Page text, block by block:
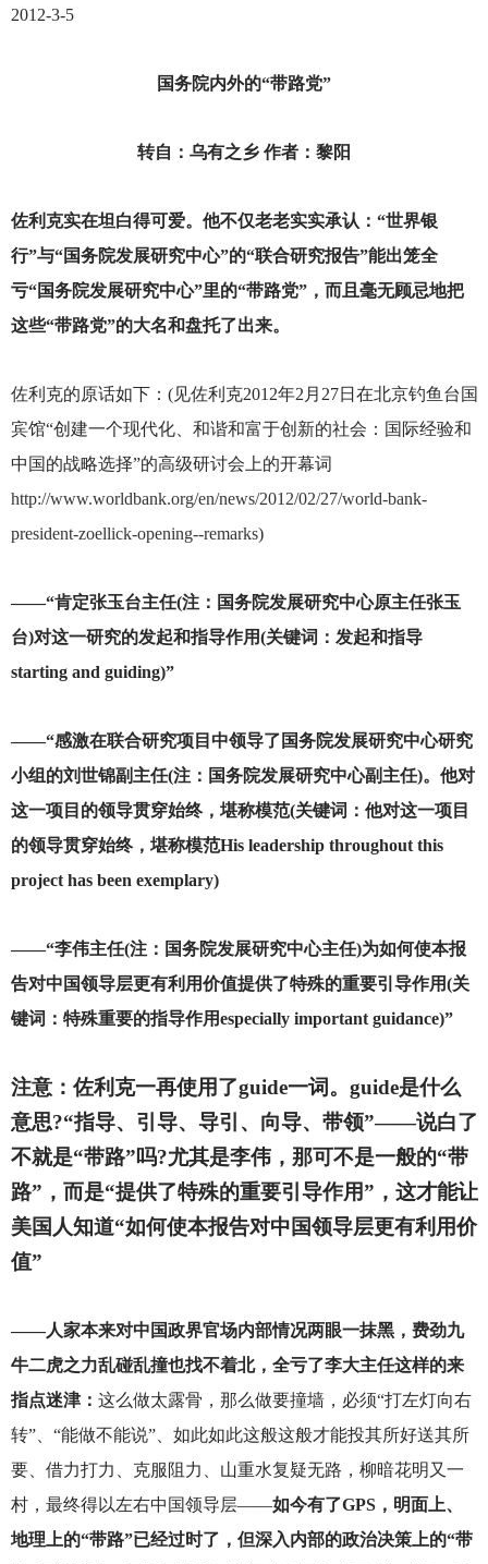
2012-3-5
国务院内外的“带路党”
转自：乌有之乡 作者：黎阳
佐利克实在坦白得可爱。他不仅老老实实承认：“世界银
行”与“国务院发展研究中心”的“联合研究报告”能出笼全
亏“国务院发展研究中心”里的“带路党”，而且毫无顾忌地把
这些“带路党”的大名和盘托了出来。
佐利克的原话如下：(见佐利克2012年2月27日在北京钓鱼台国
宾馆“创建一个现代化、和谐和富于创新的社会：国际经验和
中国的战略选择”的高级研讨会上的开幕词
http://www.worldbank.org/en/news/2012/02/27/world-bank-
president-zoellick-opening--remarks)
——“肯定张玉台主任(注：国务院发展研究中心原主任张玉
台)对这一研究的发起和指导作用(关键词：发起和指导
starting and guiding)”
——“感激在联合研究项目中领导了国务院发展研究中心研究
小组的刘世锦副主任(注：国务院发展研究中心副主任)。他对
这一项目的领导贯穿始终，堪称模范(关键词：他对这一项目
的领导贯穿始终，堪称模范His leadership throughout this
project has been exemplary)
——“李伟主任(注：国务院发展研究中心主任)为如何使本报
告对中国领导层更有利用价值提供了特殊的重要引导作用(关
键词：特殊重要的指导作用especially important guidance)”
注意：佐利克一再使用了guide一词。guide是什么
意思?“指导、引导、导引、向导、带领”——说白了
不就是“带路”吗?尤其是李伟，那可不是一般的“带
路”，而是“提供了特殊的重要引导作用”，这才能让
美国人知道“如何使本报告对中国领导层更有利用价
值”
——人家本来对中国政界官场内部情况两眼一抹黑，费劲九
牛二虎之力乱碰乱撞也找不着北，全亏了李大主任这样的来
指点迷津： 这么做太露骨，那么做要撞墙，必须“打左灯向右
转”、“能做不能说”、如此如此这般这般才能投其所好送其所
要、借力打力、克服阻力、山重水复疑无路，柳暗花明又一
村，最终得以左右中国领导层——如今有了GPS，明面上、
地理上的“带路”已经过时了，但深入内部的政治决策上的“带